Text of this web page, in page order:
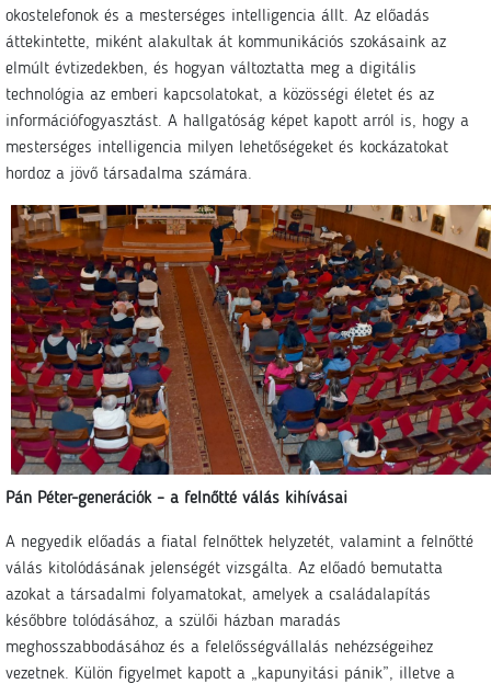
okostelefonok és a mesterséges intelligencia állt. Az előadás
áttekintette, miként alakultak át kommunikációs szokásaink az
elmúlt évtizedekben, és hogyan változtatta meg a digitális
technológia az emberi kapcsolatokat, a közösségi életet és az
információfogyasztást. A hallgatóság képet kapott arról is, hogy a
mesterséges intelligencia milyen lehetőségeket és kockázatokat
hordoz a jövő társadalma számára.
Pán Péter-generációk – a felnőtté válás kihívásai
A negyedik előadás a fiatal felnőttek helyzetét, valamint a felnőtté
válás kitolódásának jelenségét vizsgálta. Az előadó bemutatta
azokat a társadalmi folyamatokat, amelyek a családalapítás
későbbre tolódásához, a szülői házban maradás
meghosszabbodásához és a felelősségvállalás nehézségeihez
vezetnek. Külön figyelmet kapott a „kapunyitási pánik”, illetve a